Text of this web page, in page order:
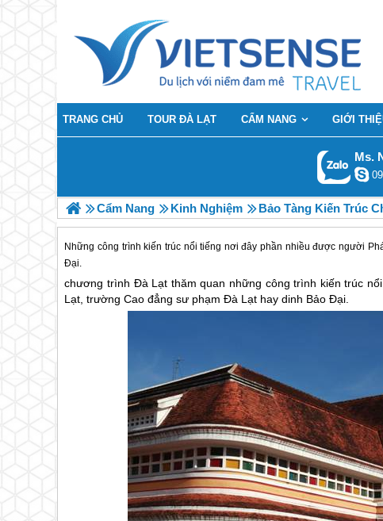
TRANG CHỦ TOUR ĐÀ LẠT CẨM NANG GIỚI
Ms.
Cẩm Nang Kinh Nghiệm Bảo Tàng Kiến Trúc
Những công trình kiến trúc nổi tiếng nơi đây phần nhiều được người
Đại.
chương trình Đà Lạt thăm quan những công trình kiến trúc
Lạt, trường Cao đẳng sư phạmĐà Lạt hay dinh Bảo Đại.